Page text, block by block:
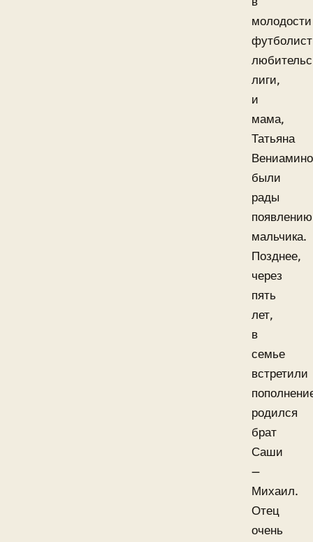
молодости
футболист
лиги,
и
мама,
Татьяна
были
рады
появлению
мальчика.
Позднее,
через
пять
лет,
в
семье
встретили
родился
брат
Саши
—
Михаил.
Отец
очень